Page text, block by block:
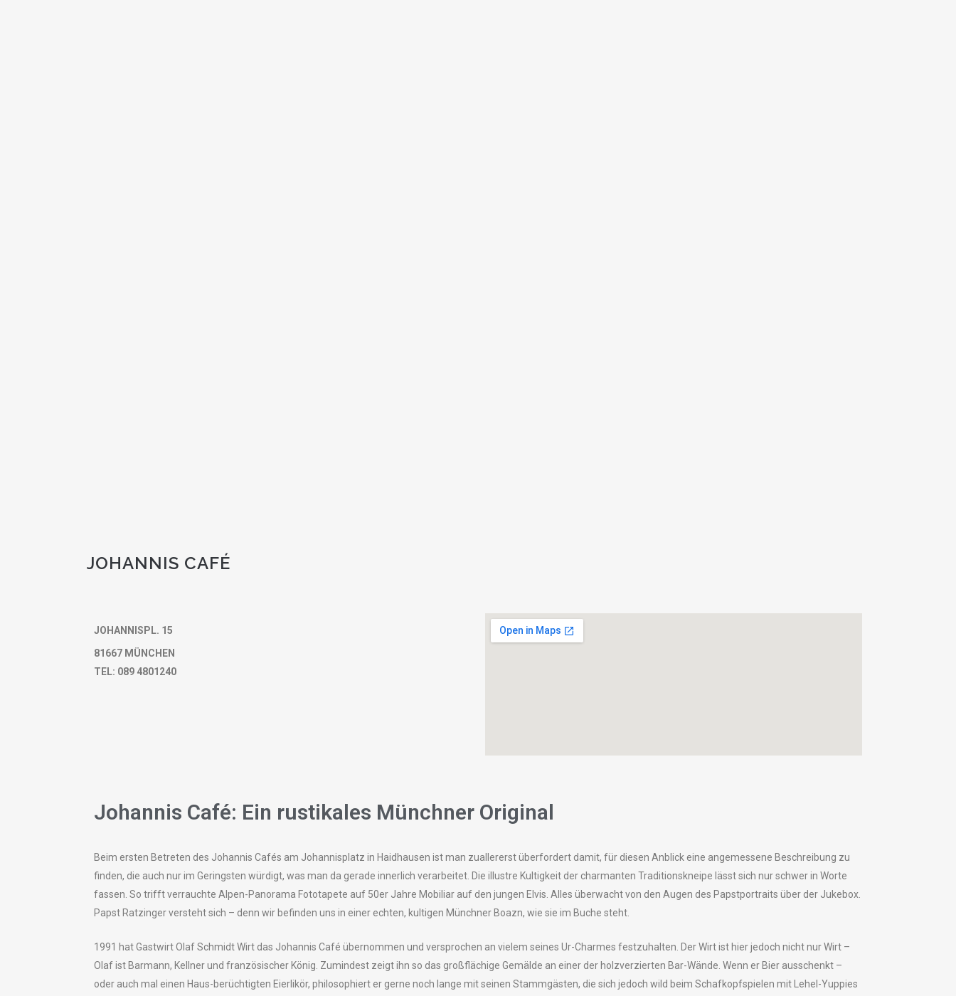
JOHANNIS CAFÉ
JOHANNISPL. 15
81667 MÜNCHEN
TEL: 089 4801240
Johannis Café: Ein rustikales Münchner Original
Beim ersten Betreten des Johannis Cafés am Johannisplatz in Haidhausen ist man zuallererst überfordert damit, für diesen Anblick eine angemessene Beschreibung zu
finden, die auch nur im Geringsten würdigt, was man da gerade innerlich verarbeitet. Die illustre Kultigkeit der charmanten Traditionskneipe lässt sich nur schwer in Worte
fassen. So trifft verrauchte Alpen-Panorama Fototapete auf 50er Jahre Mobiliar auf den jungen Elvis. Alles überwacht von den Augen des Papstportraits über der Jukebox.
Papst Ratzinger versteht sich – denn wir befinden uns in einer echten, kultigen Münchner Boazn, wie sie im Buche steht.
1991 hat Gastwirt Olaf Schmidt Wirt das Johannis Café übernommen und versprochen an vielem seines Ur-Charmes festzuhalten. Der Wirt ist hier jedoch nicht nur Wirt –
Olaf ist Barmann, Kellner und französischer König. Zumindest zeigt ihn so das großflächige Gemälde an einer der holzverzierten Bar-Wände. Wenn er Bier ausschenkt –
oder auch mal einen Haus-berüchtigten Eierlikör, philosophiert er gerne noch lange mit seinen Stammgästen, die sich jedoch wild beim Schafkopfspielen mit Lehel-Yuppies